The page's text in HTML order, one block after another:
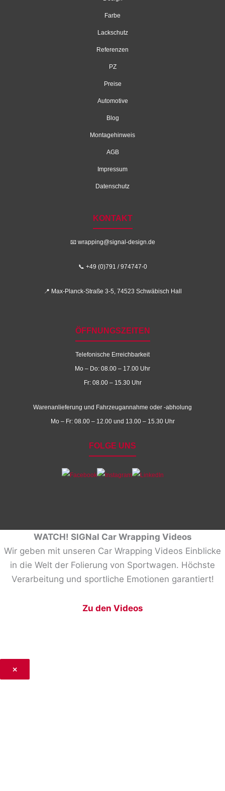
Farbe
Lackschutz
Referenzen
PZ
Preise
Automotive
Blog
Montagehinweis
AGB
Impressum
Datenschutz
KONTAKT
📧 wrapping@signal-design.de
📞 +49 (0)791 / 974747-0
📍 Max-Planck-Straße 3-5, 74523 Schwäbisch Hall
ÖFFNUNGSZEITEN
Telefonische Erreichbarkeit
Mo – Do: 08.00 – 17.00 Uhr
Fr: 08.00 – 15.30 Uhr
Warenanlieferung und Fahrzeugannahme oder -abholung
Mo – Fr: 08.00 – 12.00 und 13.00 – 15.30 Uhr
FOLGE UNS
WATCH! SIGNal Car Wrapping Videos
Wir geben mit unseren Car Wrapping Videos Einblicke
in die Welt der Folierung von Sportwagen. Höchste
Verarbeitung und sportliche Emotionen garantiert!
Zu den Videos
×